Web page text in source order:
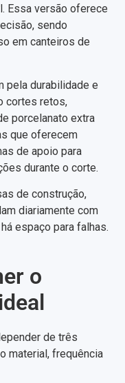
Essa versão oferece
sendo
em canteiros de
pela durabilidade e
cortes retos,
porcelanato extra
que oferecem
de apoio para
durante o corte.
de construção,
diariamente com
espaço para falhas.
o
de três
material, frequência